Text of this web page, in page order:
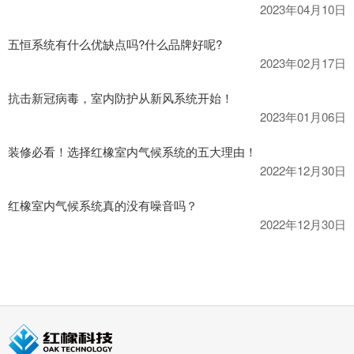
2023年04月10日
五恒系统有什么优缺点吗?什么品牌好呢?
2023年02月17日
抗击新冠病毒，室内防护从新风系统开始！
2023年01月06日
装修必看！选择红橡室内气候系统的五大理由！
2022年12月30日
红橡室内气候系统真的没有噪音吗？
2022年12月30日